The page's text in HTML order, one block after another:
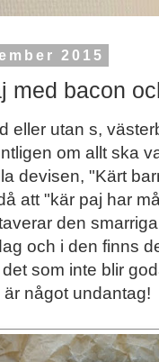
2015
med bacon
eller utan s,
om allt ska
devisen, "Kärt
att "kär paj har
den
och i den finns
som inte blir
något undantag!